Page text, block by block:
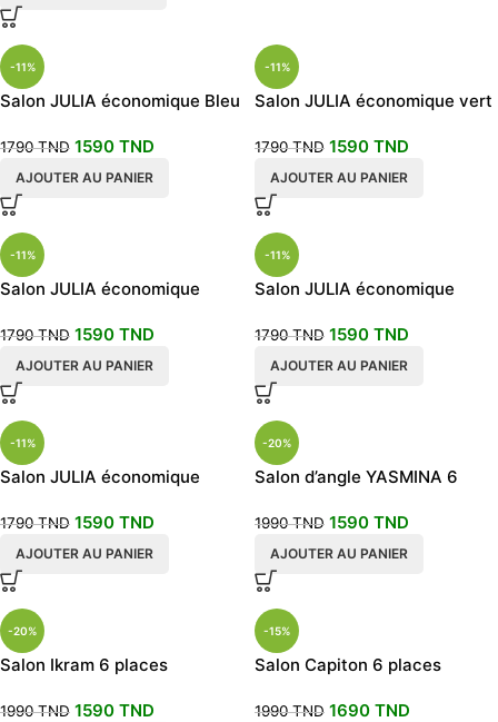
-11%
Salon JULIA économique Bleu
1790TND 1590 TND
AJOUTER AU PANIER
-11%
Salon JULIA économique vert
1790TND 1590 TND
AJOUTER AU PANIER
-11%
Salon JULIA économique
1790TND 1590 TND
AJOUTER AU PANIER
-11%
Salon JULIA économique
1790TND 1590 TND
AJOUTER AU PANIER
-11%
Salon JULIA économique
1790TND 1590 TND
AJOUTER AU PANIER
-20%
Salon d’angle YASMINA 6
1990TND 1590 TND
AJOUTER AU PANIER
-20%
Salon Ikram 6 places
1990TND 1590 TND
-15%
Salon Capiton 6 places
1990TND 1690 TND